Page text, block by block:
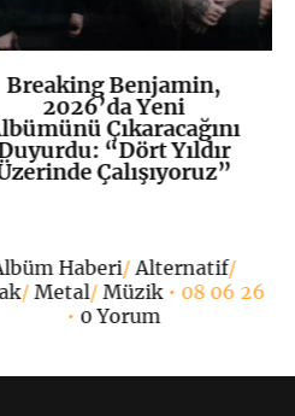
K+
Breaking Benjamin,
2026’da Yeni
Çıkaracağını
“Dört Yıldır
Çalışıyoruz”
Haberi/Alternatif/
/Metal/Müzik• 08 06 26
• 0 Yorum